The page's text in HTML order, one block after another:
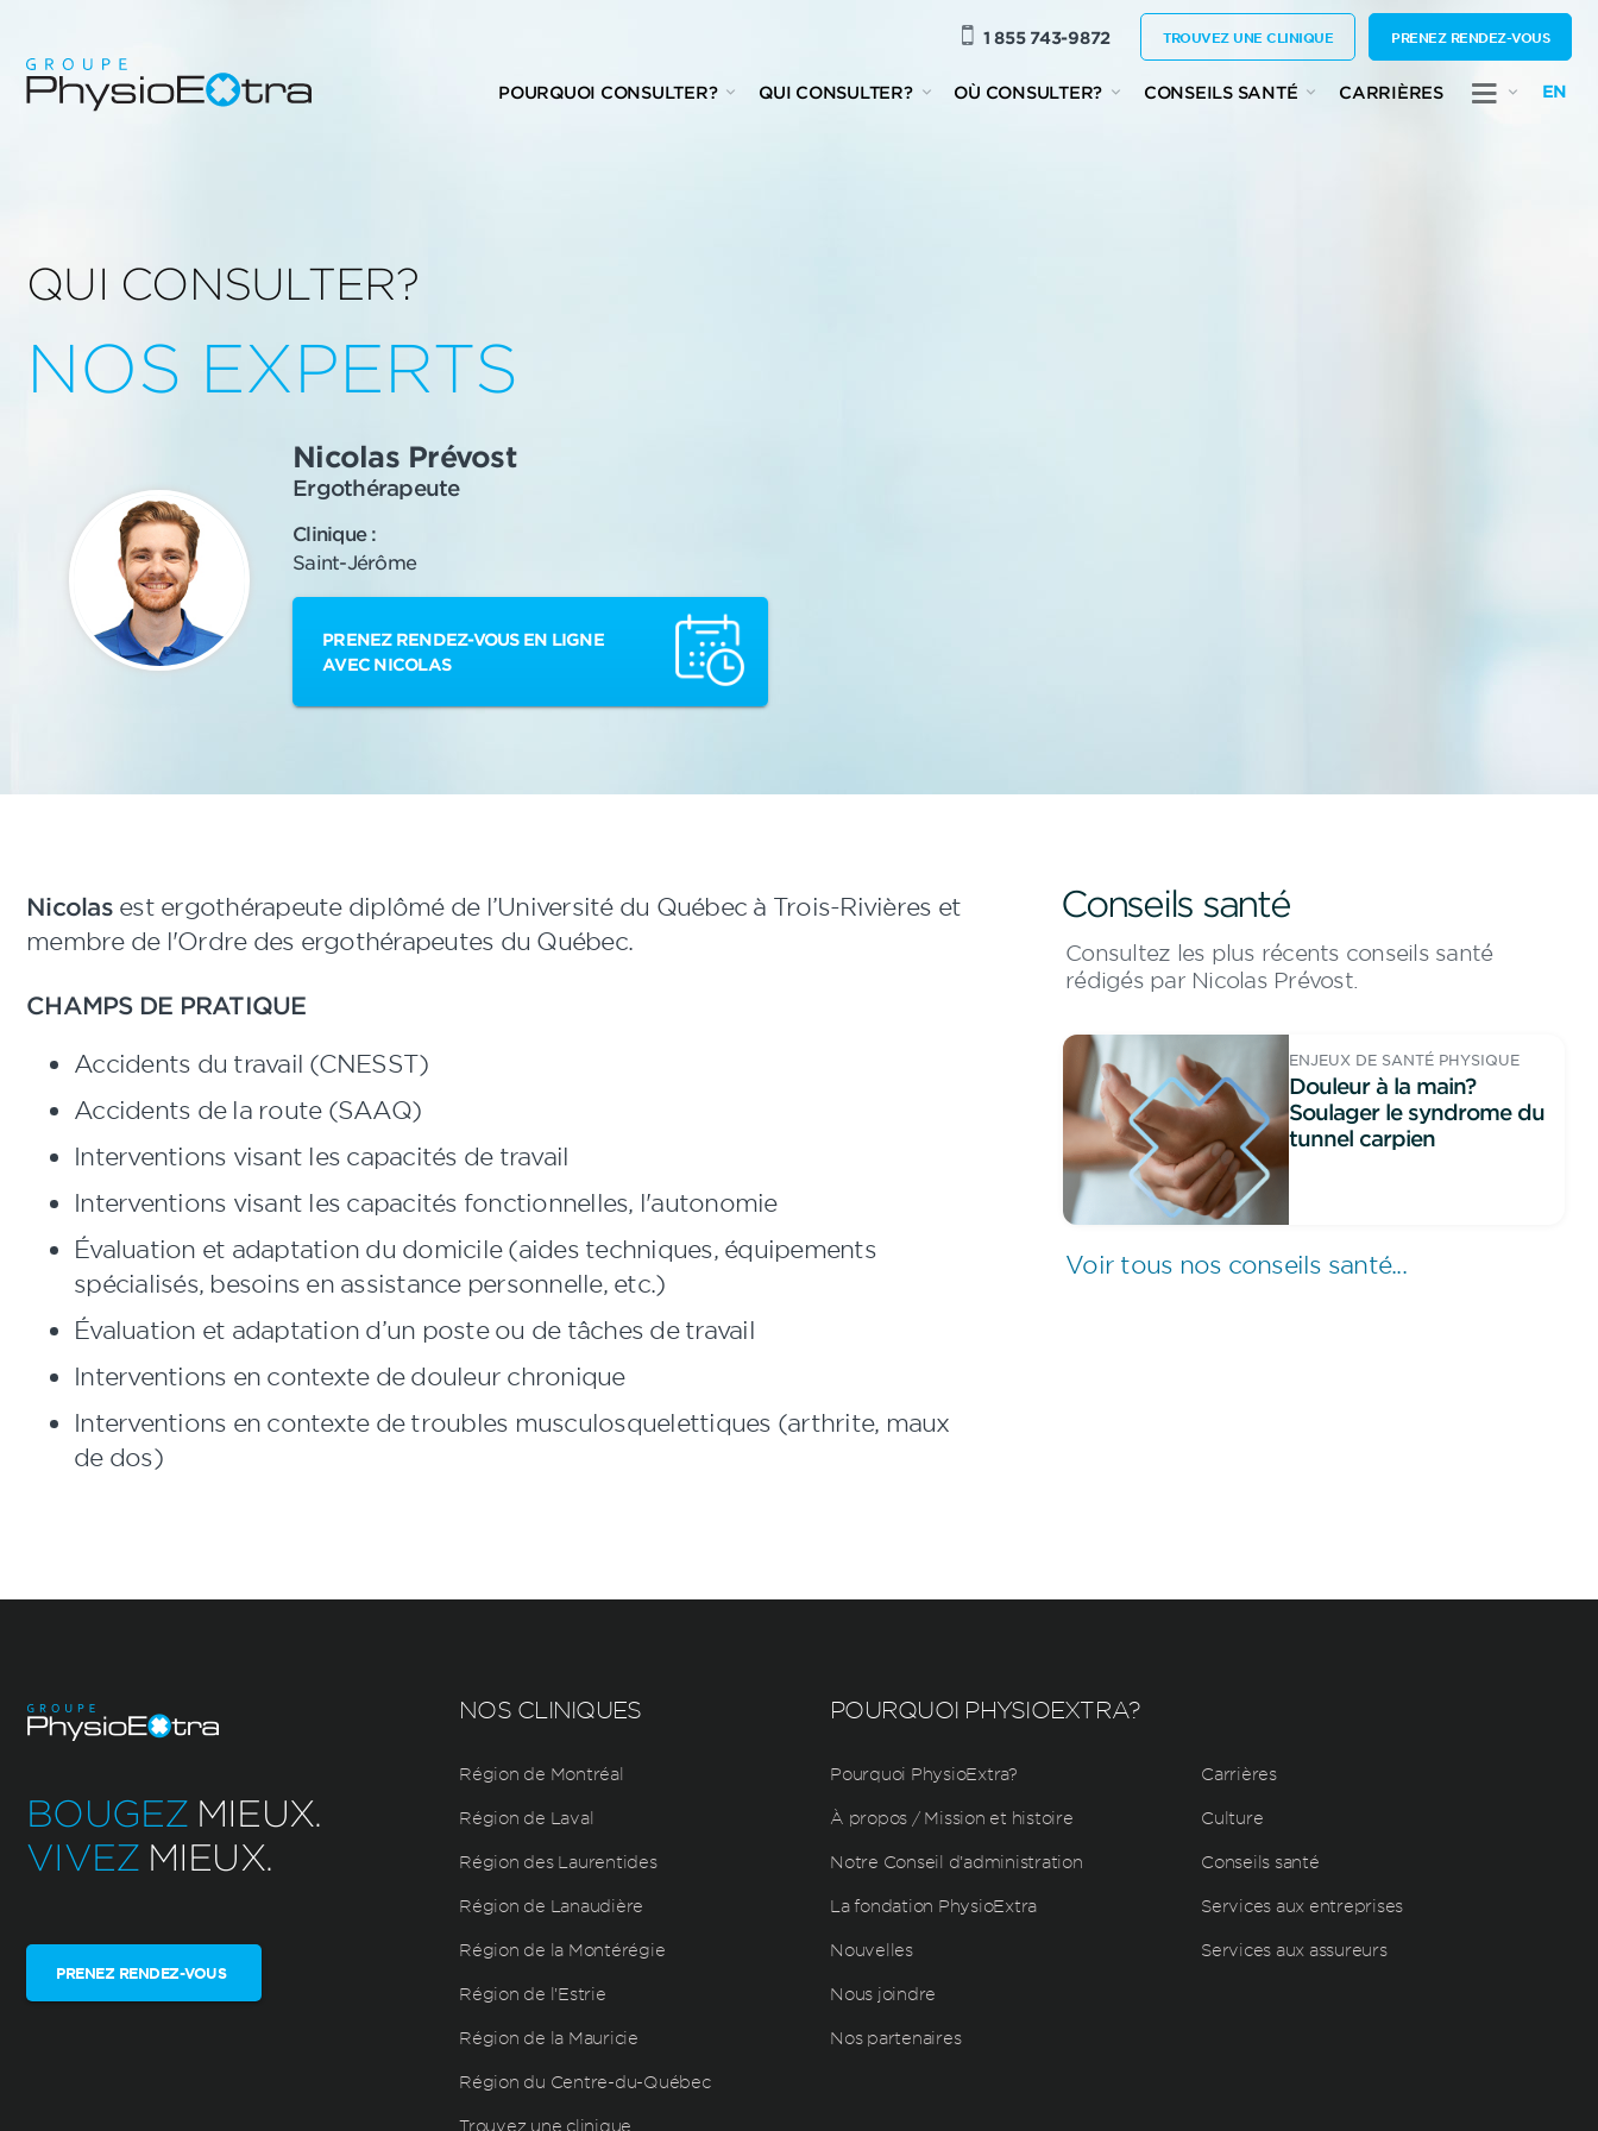
1 855 743-9872 TROUVEZ UNE CLINIQUE PRENEZ RENDEZ-VOUS
POURQUOI CONSULTER? QUI CONSULTER? OÙ CONSULTER? CONSEILS SANTÉ CARRIÈRES EN
QUI CONSULTER?
NOS EXPERTS
Nicolas Prévost
Ergothérapeute
Clinique :
Saint-Jérôme
PRENEZ RENDEZ-VOUS EN LIGNE
AVEC NICOLAS
Nicolasest ergothérapeute diplômé de l’Université du Québec à Trois-Rivières et
membre de l'Ordre des ergothérapeutes du Québec.
CHAMPS DE PRATIQUE
Accidents du travail (CNESST)
Accidents de la route (SAAQ)
Interventions visant les capacités de travail
Interventions visant les capacités fonctionnelles, l'autonomie
Évaluation et adaptation du domicile (aides techniques, équipements
spécialisés, besoins en assistance personnelle, etc.)
Évaluation et adaptation d’un poste ou de tâches de travail
Interventions en contexte de douleur chronique
Interventions en contexte de troubles musculosquelettiques (arthrite, maux
de dos)
Conseils santé
Consultez les plus récents conseils santé
rédigés par Nicolas Prévost.
ENJEUX DE SANTÉ PHYSIQUE
Douleur à la main?
Soulager le syndrome du
tunnel carpien
Voir tous nos conseils santé...
BOUGEZ MIEUX.
VIVEZ MIEUX.
PRENEZ RENDEZ-VOUS
NOS CLINIQUES
Région de Montréal
Région de Laval
Région des Laurentides
Région de Lanaudière
Région de la Montérégie
Région de l’Estrie
Région de la Mauricie
Région du Centre-du-Québec
Trouvez une clinique
POURQUOI PHYSIOEXTRA?
Pourquoi PhysioExtra?
À propos / Mission et histoire
Notre Conseil d’administration
La fondation PhysioExtra
Nouvelles
Nous joindre
Nos partenaires
Carrières
Culture
Conseils santé
Services aux entreprises
Services aux assureurs